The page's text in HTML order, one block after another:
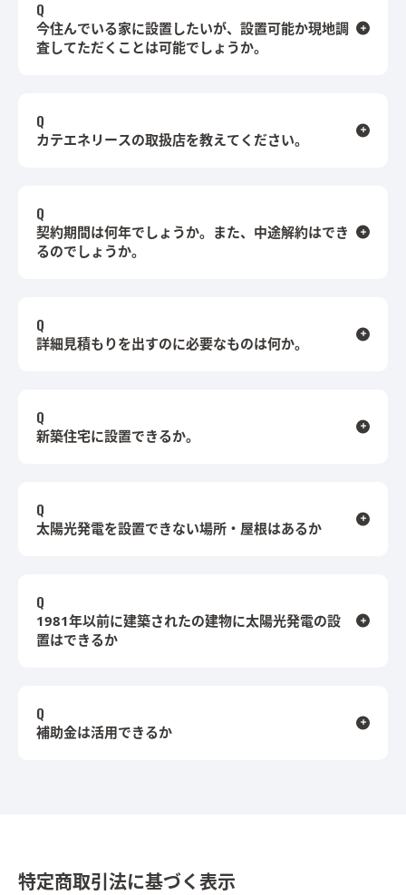
今住んでいる家に設置したいが、設置可能か現地調
査してただくことは可能でしょうか。
カテエネリースの取扱店を教えてください。
契約期間は何年でしょうか。また、中途解約はでき
るのでしょうか。
詳細見積もりを出すのに必要なものは何か。
新築住宅に設置できるか。
太陽光発電を設置できない場所・屋根はあるか
1981年以前に建築されたの建物に太陽光発電の設
置はできるか
補助金は活用できるか
特定商取引法に基づく表示